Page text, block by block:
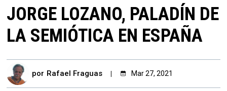
JORGE LOZANO, PALADÍN DE
LA SEMIÓTICA EN ESPAÑA
por Rafael Fraguas Mar 27, 2021